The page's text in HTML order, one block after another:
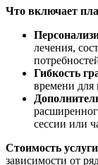
Что включает
лечения,
Гибкость
времени для
сессии или
Стоимость
зависимости от